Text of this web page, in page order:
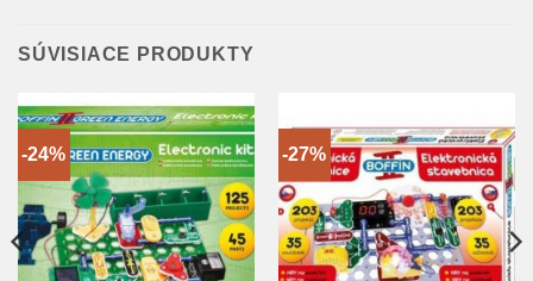
SÚVISIACE PRODUKTY
-24% -27%